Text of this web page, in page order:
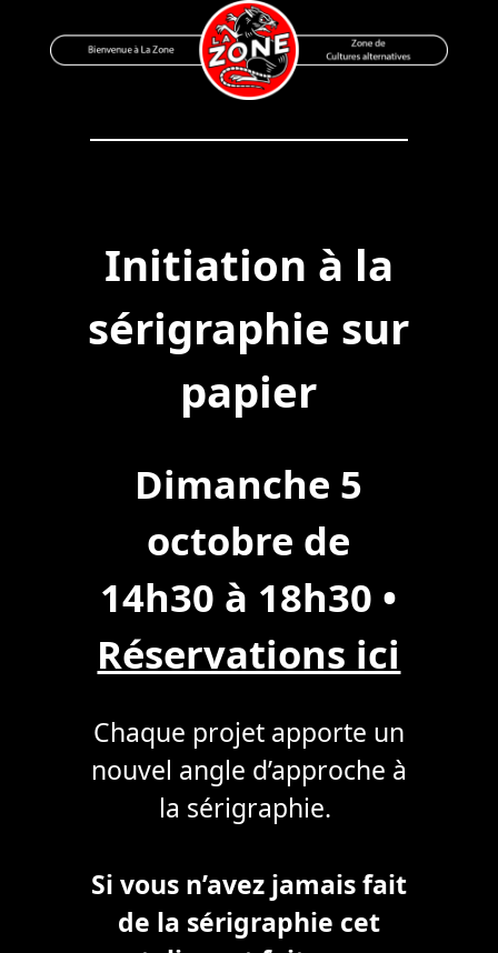
to
Bienvenue à La Zone
Zone de Cultures Alternatives
Initiation à la
sérigraphie sur
papier
Dimanche 5
octobre de
14h30 à 18h30 •
Réservations ici
Chaque projet apporte un
nouvel angle d’approche à
la sérigraphie.
Si vous n’avez jamais fait
de la sérigraphie cet